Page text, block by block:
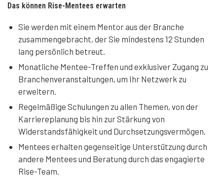
Das können Rise-Mentees erwarten
Sie werden mit einem Mentor aus der Branche
zusammengebracht, der Sie mindestens 12 Stunden
lang persönlich betreut.
Monatliche Mentee-Treffen und exklusiver Zugang zu
Branchenveranstaltungen, um Ihr Netzwerk zu
erweitern.
Regelmäßige Schulungen zu allen Themen, von der
Karriereplanung bis hin zur Stärkung von
Widerstandsfähigkeit und Durchsetzungsvermögen.
Mentees erhalten gegenseitige Unterstützung durch
andere Mentees und Beratung durch das engagierte
Rise-Team.